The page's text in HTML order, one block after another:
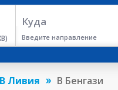
)
Куда
Введите направление
В Ливия В Бенгази